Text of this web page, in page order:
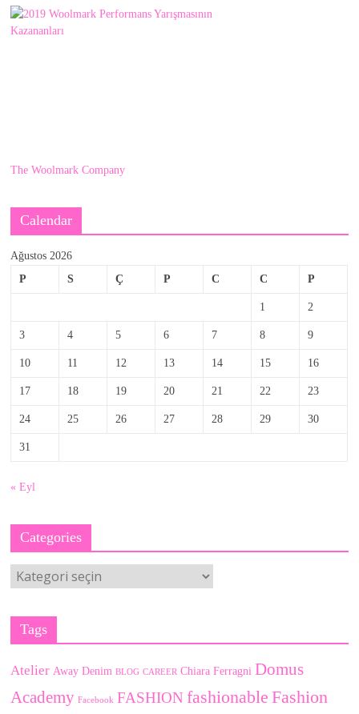
The Woolmark Company
Calendar
Ağustos 2026
P
S Ç P C C P
1 2
3 4 5 6 7 8 9
10 11 12 13 14 15 16
17 18 19 20 21 22 23
24 25 26 27 28 29 30
31
« Eyl
Categories
Categories
Tags
Atelier Away Denim BLOG CAREER Chiara Ferragni Domus
Academy Facebook FASHION fashionable Fashion